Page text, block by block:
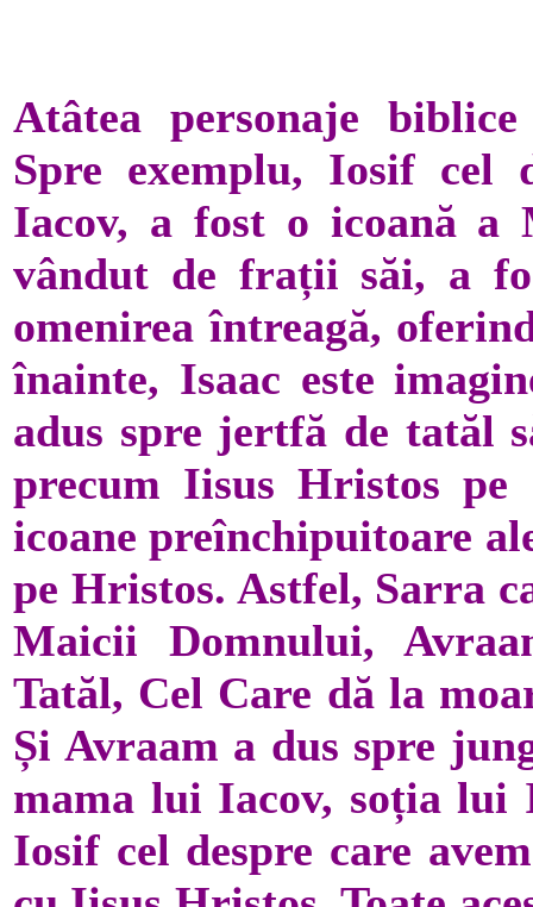
Atâtea personaje
Spre exemplu, Iosif cel
Iacov, a fost o icoană
vândut de frații săi, a
omenirea întreagă,
înainte, Isaac este
adus spre jertfă de tatăl
precum Iisus Hristos
icoane preînchipuitoare
pe Hristos. Astfel, Sarra
Maicii Domnului,
Tatăl, Cel Care dă la
Și Avraam a dus spre
mama lui Iacov, soția lui
Iosif cel despre care